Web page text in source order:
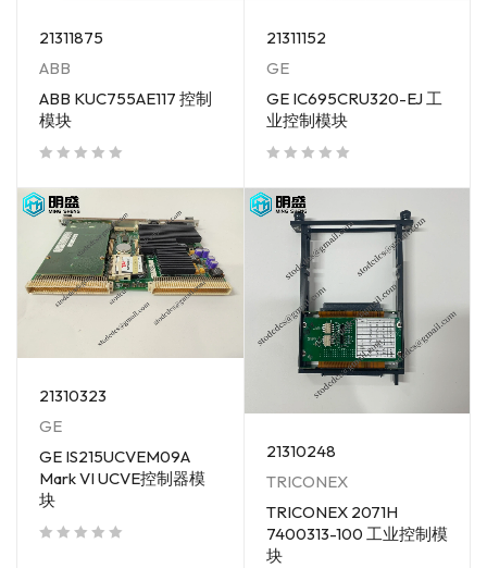
21311875
ABB
ABB KUC755AE117 控制
模块
21311152
GE
GE IC695CRU320-EJ 工
业控制模块
21310323
GE
GE IS215UCVEM09A
Mark VI UCVE控制器模
块
21310248
TRICONEX
TRICONEX 2071H
7400313-100 工业控制模
块